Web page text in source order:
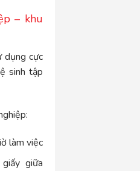
– khu
dụng cực
sinh tập
làm việc
giữa